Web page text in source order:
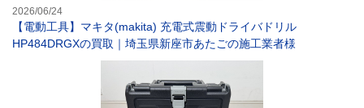
2026/06/24
【電動工具】マキタ(makita) 充電式震動ドライバドリル
HP484DRGXの買取｜埼玉県新座市あたごの施工業者様